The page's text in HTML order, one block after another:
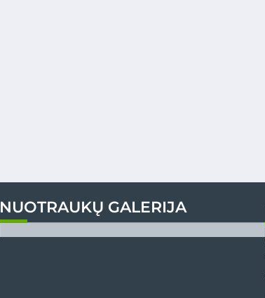
NUOTRAUKŲ GALERIJA